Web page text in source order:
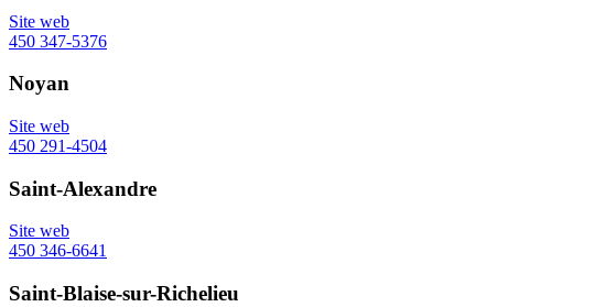
Site web
450 347-5376
Noyan
Site web
450 291-4504
Saint-Alexandre
Site web
450 346-6641
Saint-Blaise-sur-Richelieu